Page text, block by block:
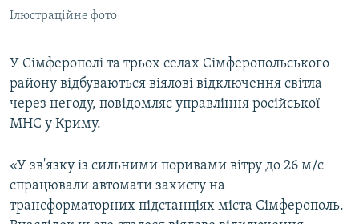
ІНФОГРАФІКА
ДОЛУЧАЙСЯ!
Усі сайти RFE/RL
Ілюстраційне фото
У Сімферополі та трьох селах Сімферопольського
району відбуваються віялові відключення світла
через негоду, повідомляє управління російської
МНС у Криму.
«У зв'язку із сильними поривами вітру до 26 м/с
спрацювали автомати захисту на
трансформаторних підстанціях міста Сімферополь.